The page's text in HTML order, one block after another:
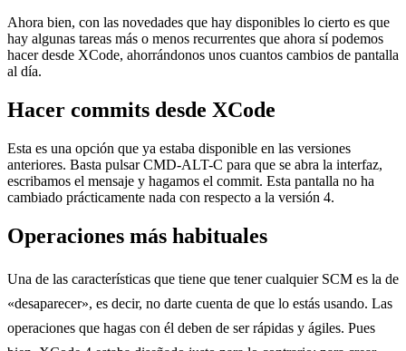
Ahora bien, con las novedades que hay disponibles lo cierto es que
hay algunas tareas más o menos recurrentes que ahora sí podemos
hacer desde XCode, ahorrándonos unos cuantos cambios de pantalla
al día.
Hacer commits desde XCode
Esta es una opción que ya estaba disponible en las versiones
anteriores. Basta pulsar CMD-ALT-C para que se abra la interfaz,
escribamos el mensaje y hagamos el commit. Esta pantalla no ha
cambiado prácticamente nada con respecto a la versión 4.
Operaciones más habituales
Una de las características que tiene que tener cualquier SCM es la de
«desaparecer», es decir, no darte cuenta de que lo estás usando. Las
operaciones que hagas con él deben de ser rápidas y ágiles. Pues